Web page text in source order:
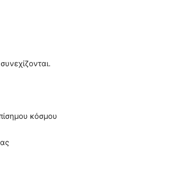
κόσμου